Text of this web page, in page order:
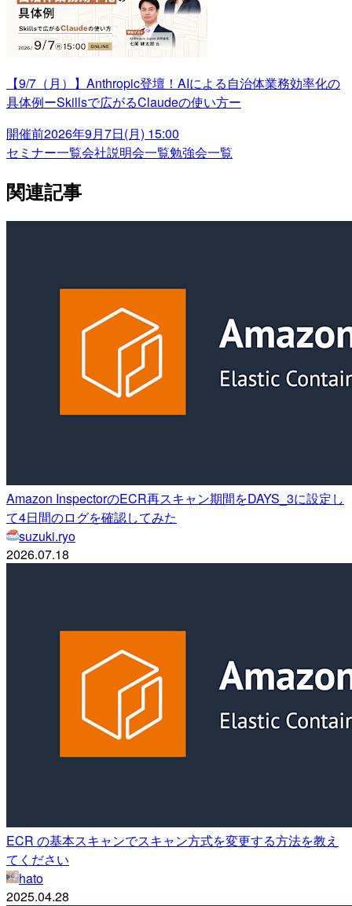
【9/7（月）】Anthropic登壇！AIによる自治体業務効率化の
具体例ーSkillsで広がるClaudeの使い方ー
開催前2026年9月7日(月) 15:00
セミナー一覧会社説明会一覧勉強会一覧
関連記事
Amazon InspectorのECR再スキャン期間をDAYS_3に設定し
て4日間のログを確認してみた
suzuki.ryo
2026.07.18
ECR の基本スキャンでスキャン方式を変更する方法を教え
てください
hato
2025.04.28